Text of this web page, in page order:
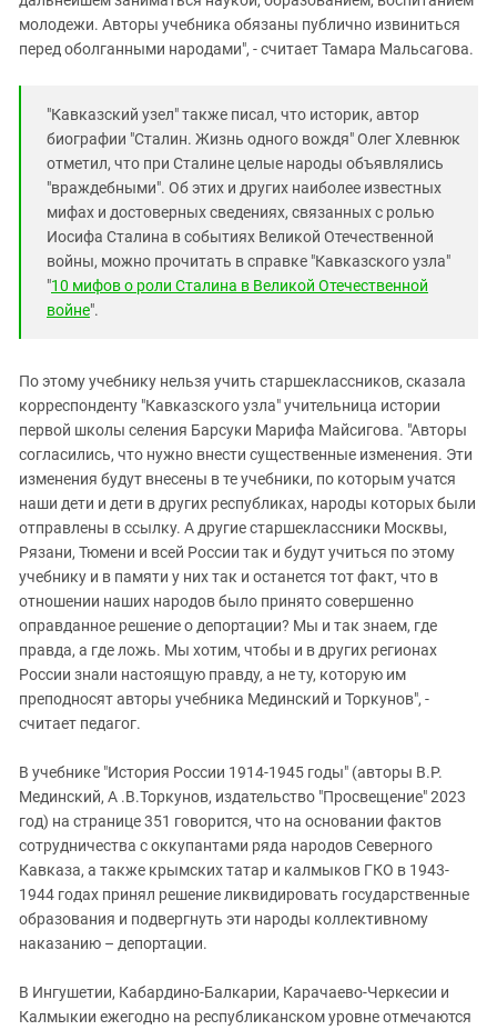
молодежи. Авторы учебника обязаны публично извиниться
перед оболганными народами", - считает Тамара Мальсагова.
"Кавказский узел" также писал, что историк, автор
биографии "Сталин. Жизнь одного вождя" Олег Хлевнюк
отметил, что при Сталине целые народы объявлялись
"враждебными". Об этих и других наиболее известных
мифах и достоверных сведениях, связанных с ролью
Иосифа Сталина в событиях Великой Отечественной
войны, можно прочитать в справке "Кавказского узла"
"10 мифов о роли Сталина в Великой Отечественной
войне".
По этому учебнику нельзя учить старшеклассников, сказала
корреспонденту "Кавказского узла" учительница истории
первой школы селения Барсуки Марифа Майсигова. "Авторы
согласились, что нужно внести существенные изменения. Эти
изменения будут внесены в те учебники, по которым учатся
наши дети и дети в других республиках, народы которых были
отправлены в ссылку. А другие старшеклассники Москвы,
Рязани, Тюмени и всей России так и будут учиться по этому
учебнику и в памяти у них так и останется тот факт, что в
отношении наших народов было принято совершенно
оправданное решение о депортации? Мы и так знаем, где
правда, а где ложь. Мы хотим, чтобы и в других регионах
России знали настоящую правду, а не ту, которую им
преподносят авторы учебника Мединский и Торкунов", -
считает педагог.
В учебнике "История России 1914-1945 годы" (авторы В.Р.
Мединский, А .В.Торкунов, издательство "Просвещение" 2023
год) на странице 351 говорится, что на основании фактов
сотрудничества с оккупантами ряда народов Северного
Кавказа, а также крымских татар и калмыков ГКО в 1943-
1944 годах принял решение ликвидировать государственные
образования и подвергнуть эти народы коллективному
наказанию – депортации.
В Ингушетии, Кабардино-Балкарии, Карачаево-Черкесии и
Калмыкии ежегодно на республиканском уровне отмечаются